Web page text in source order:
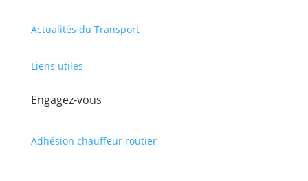
Actualités du Transport
Liens utiles
Engagez-vous
Adhésion chauffeur routier